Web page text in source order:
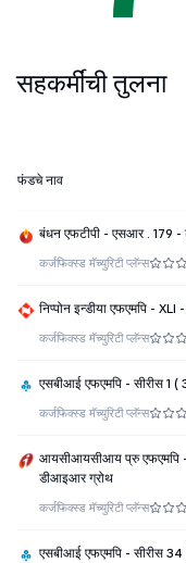
सहकर्मींची तुलना
फंडचे नाव
बंधन एफटीपी - एसआर . 179 -
कर्जफिक्स्ड मॅच्युरिटी प्लॅन्स
निप्पोन इन्डीया एफएमपि -
कर्जफिक्स्ड मॅच्युरिटी प्लॅन्स
एसबीआई एफएमपि - सीरीस 1
कर्जफिक्स्ड मॅच्युरिटी प्लॅन्स
आयसीआयसीआय प्रु एफएमपि
डीआइआर ग्रोथ
कर्जफिक्स्ड मॅच्युरिटी प्लॅन्स
एसबीआई एफएमपि - सीरीस